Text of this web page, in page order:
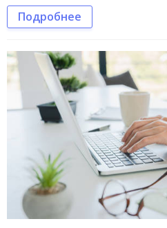
Подробнее